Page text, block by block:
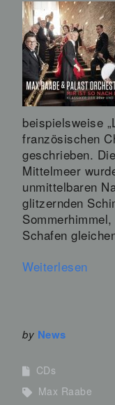
beispielsweise
französischen
geschrieben.
Mittelmeer
unmittelbaren
glitzernden
Schafen
Weiterlesen
by News
CDs
Max Raabe